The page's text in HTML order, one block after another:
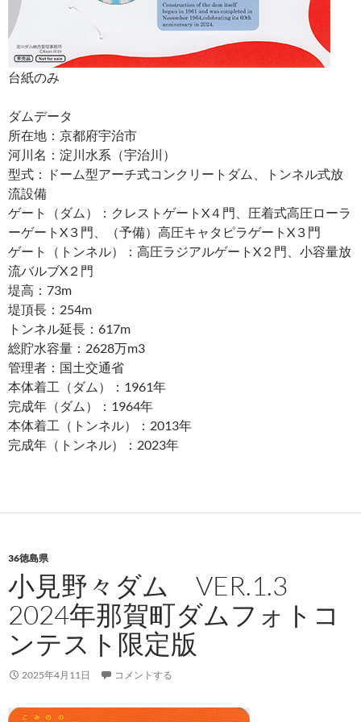
台紙のみ
ダムデータ
所在地：京都府宇治市
河川名：淀川水系（宇治川）
型式：ドーム型アーチ式コンクリートダム、トンネル式放
流設備
ゲート（ダム）：クレストゲートX４門、圧着式高圧ローラ
ーゲートX３門、（予備）高圧キャタピラゲートX３門
ゲート（トンネル）：高圧ラジアルゲートX２門、小容量放
流バルブX２門
堤高：73m
堤頂長：254m
トンネル延長：617m
総貯水容量：2628万m3
管理者：国土交通省
本体着工（ダム）：1961年
完成年（ダム）：1964年
本体着工（トンネル）：2013年
完成年（トンネル）：2023年
36徳島県
小見野々ダム VER.1.3
2024年那賀町ダムフォトコ
ンテスト限定版
2025年4月11日 コメントする